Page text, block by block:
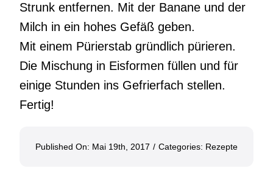
Strunk entfernen. Mit der Banane und der
Milch in ein hohes Gefäß geben.
Mit einem Pürierstab gründlich pürieren.
Die Mischung in Eisformen füllen und für
einige Stunden ins Gefrierfach stellen.
Fertig!
Published On: Mai 19th, 2017 / Categories: Rezepte